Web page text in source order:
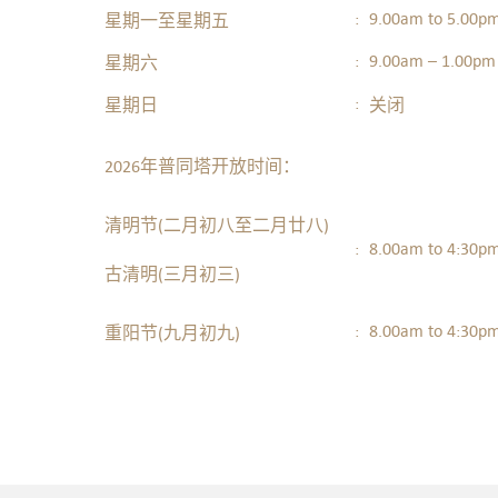
星期一至星期五 : 9.00am to
星期六 : 9.00am – 1.00pm
星期日 : 关闭
2026年普同塔开放时间：
清明节(二月初八 至二月廿八)
古清明(三 月 初三)
: 8.00am to
重阳节(九月初九) : 8.00am to